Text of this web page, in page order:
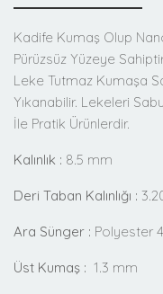
Kadife Kumaş Olup
Pürüzsüz Yüzeye
Leke Tutmaz Kumaşa
Yıkanabilir. Lekeleri
İle Pratik Ürünlerdir.
Kalınlık : 8.5 mm
Deri Taban Kalınlığı :
Ara Sünger : Polyester
Üst Kumaş : 1.3 mm